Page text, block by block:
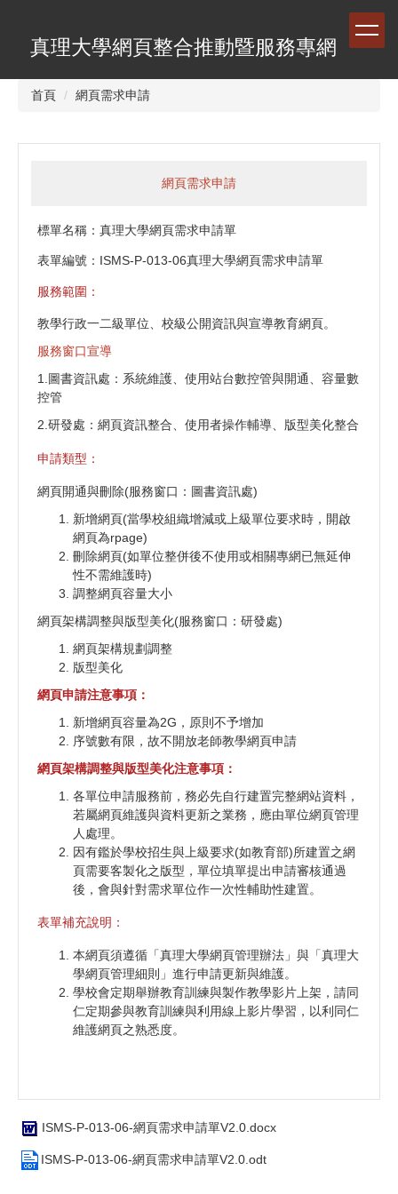
真理大學網頁整合推動暨服務專網
首頁 網頁需求申請
網頁需求申請
標單名稱：真理大學網頁需求申請單
表單編號：ISMS-P-013-06真理大學網頁需求申請單
服務範圍：
教學行政一二級單位、校級公開資訊與宣導教育網頁。
服務窗口宣導
1.圖書資訊處：系統維護、使用站台數控管與開通、容量數
控管
2.研發處：網頁資訊整合、使用者操作輔導、版型美化整合
申請類型：
網頁開通與刪除(服務窗口：圖書資訊處)
新增網頁(當學校組織增減或上級單位要求時，開啟
網頁為rpage)
刪除網頁(如單位整併後不使用或相關專網已無延伸
性不需維護時)
調整網頁容量大小
網頁架構調整與版型美化(服務窗口：研發處)
網頁架構規劃調整
版型美化
網頁申請注意事項：
新增網頁容量為2G，原則不予增加
序號數有限，故不開放老師教學網頁申請
網頁架構調整與版型美化注意事項：
各單位申請服務前，務必先自行建置完整網站資料，
若屬網頁維護與資料更新之業務，應由單位網頁管理
人處理。
因有鑑於學校招生與上級要求(如教育部)所建置之網
頁需要客製化之版型，單位填單提出申請審核通過
後，會與針對需求單位作一次性輔助性建置。
表單補充說明：
本網頁須遵循「真理大學網頁管理辦法」與「真理大
學網頁管理細則」進行申請更新與維護。
學校會定期舉辦教育訓練與製作教學影片上架，請同
仁定期參與教育訓練與利用線上影片學習，以利同仁
維護網頁之熟悉度。
ISMS-P-013-06-網頁需求申請單V2.0.docx
ISMS-P-013-06-網頁需求申請單V2.0.odt